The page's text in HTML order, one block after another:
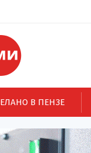
В ПЕНЗЕ